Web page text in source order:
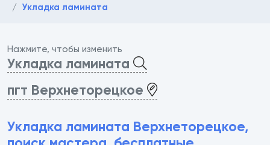
Укладка ламината
Нажмите, чтобы изменить
Укладка ламината
пгт Верхнеторецкое
Укладка ламината Верхнеторецкое,